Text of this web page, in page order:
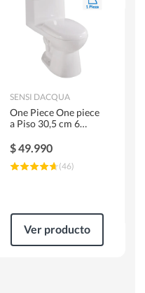
SENSI DACQUA
One Piece One piece
a Piso 30,5 cm 6
$49.990
(46)
Ver producto